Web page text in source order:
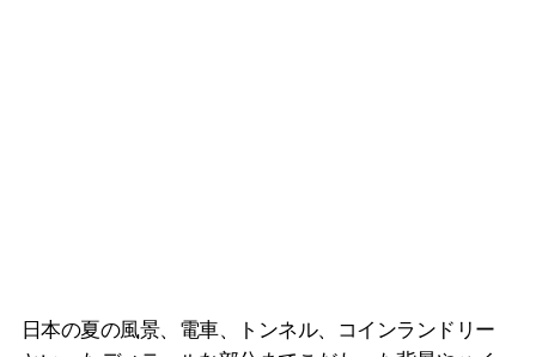
日本の夏の風景、電車、トンネル、コインランドリー